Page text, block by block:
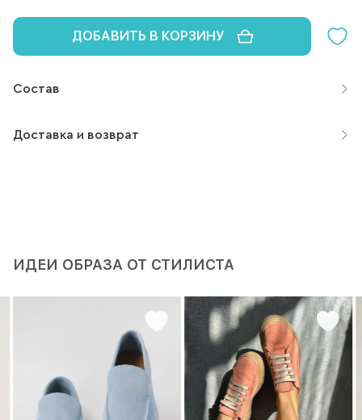
ДОБАВИТЬ В КОРЗИНУ
Состав
Доставка и возврат
ИДЕИ ОБРАЗА ОТ СТИЛИСТА